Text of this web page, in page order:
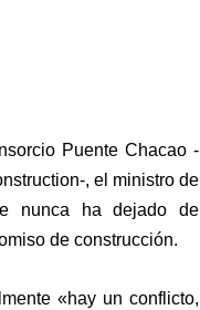
Puente Chacao -
, el ministro de
nunca ha dejado de
de construcción.
«hay un conflicto,